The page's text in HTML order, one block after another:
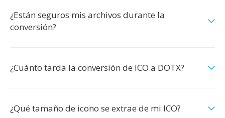
¿Están seguros mis archivos durante la
conversión?
¿Cuánto tarda la conversión de ICO a DOTX?
¿Qué tamaño de icono se extrae de mi ICO?